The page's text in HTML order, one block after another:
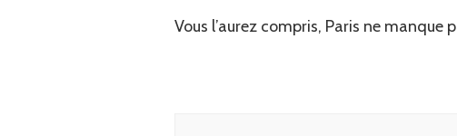
Vous l’aurez compris, Paris ne